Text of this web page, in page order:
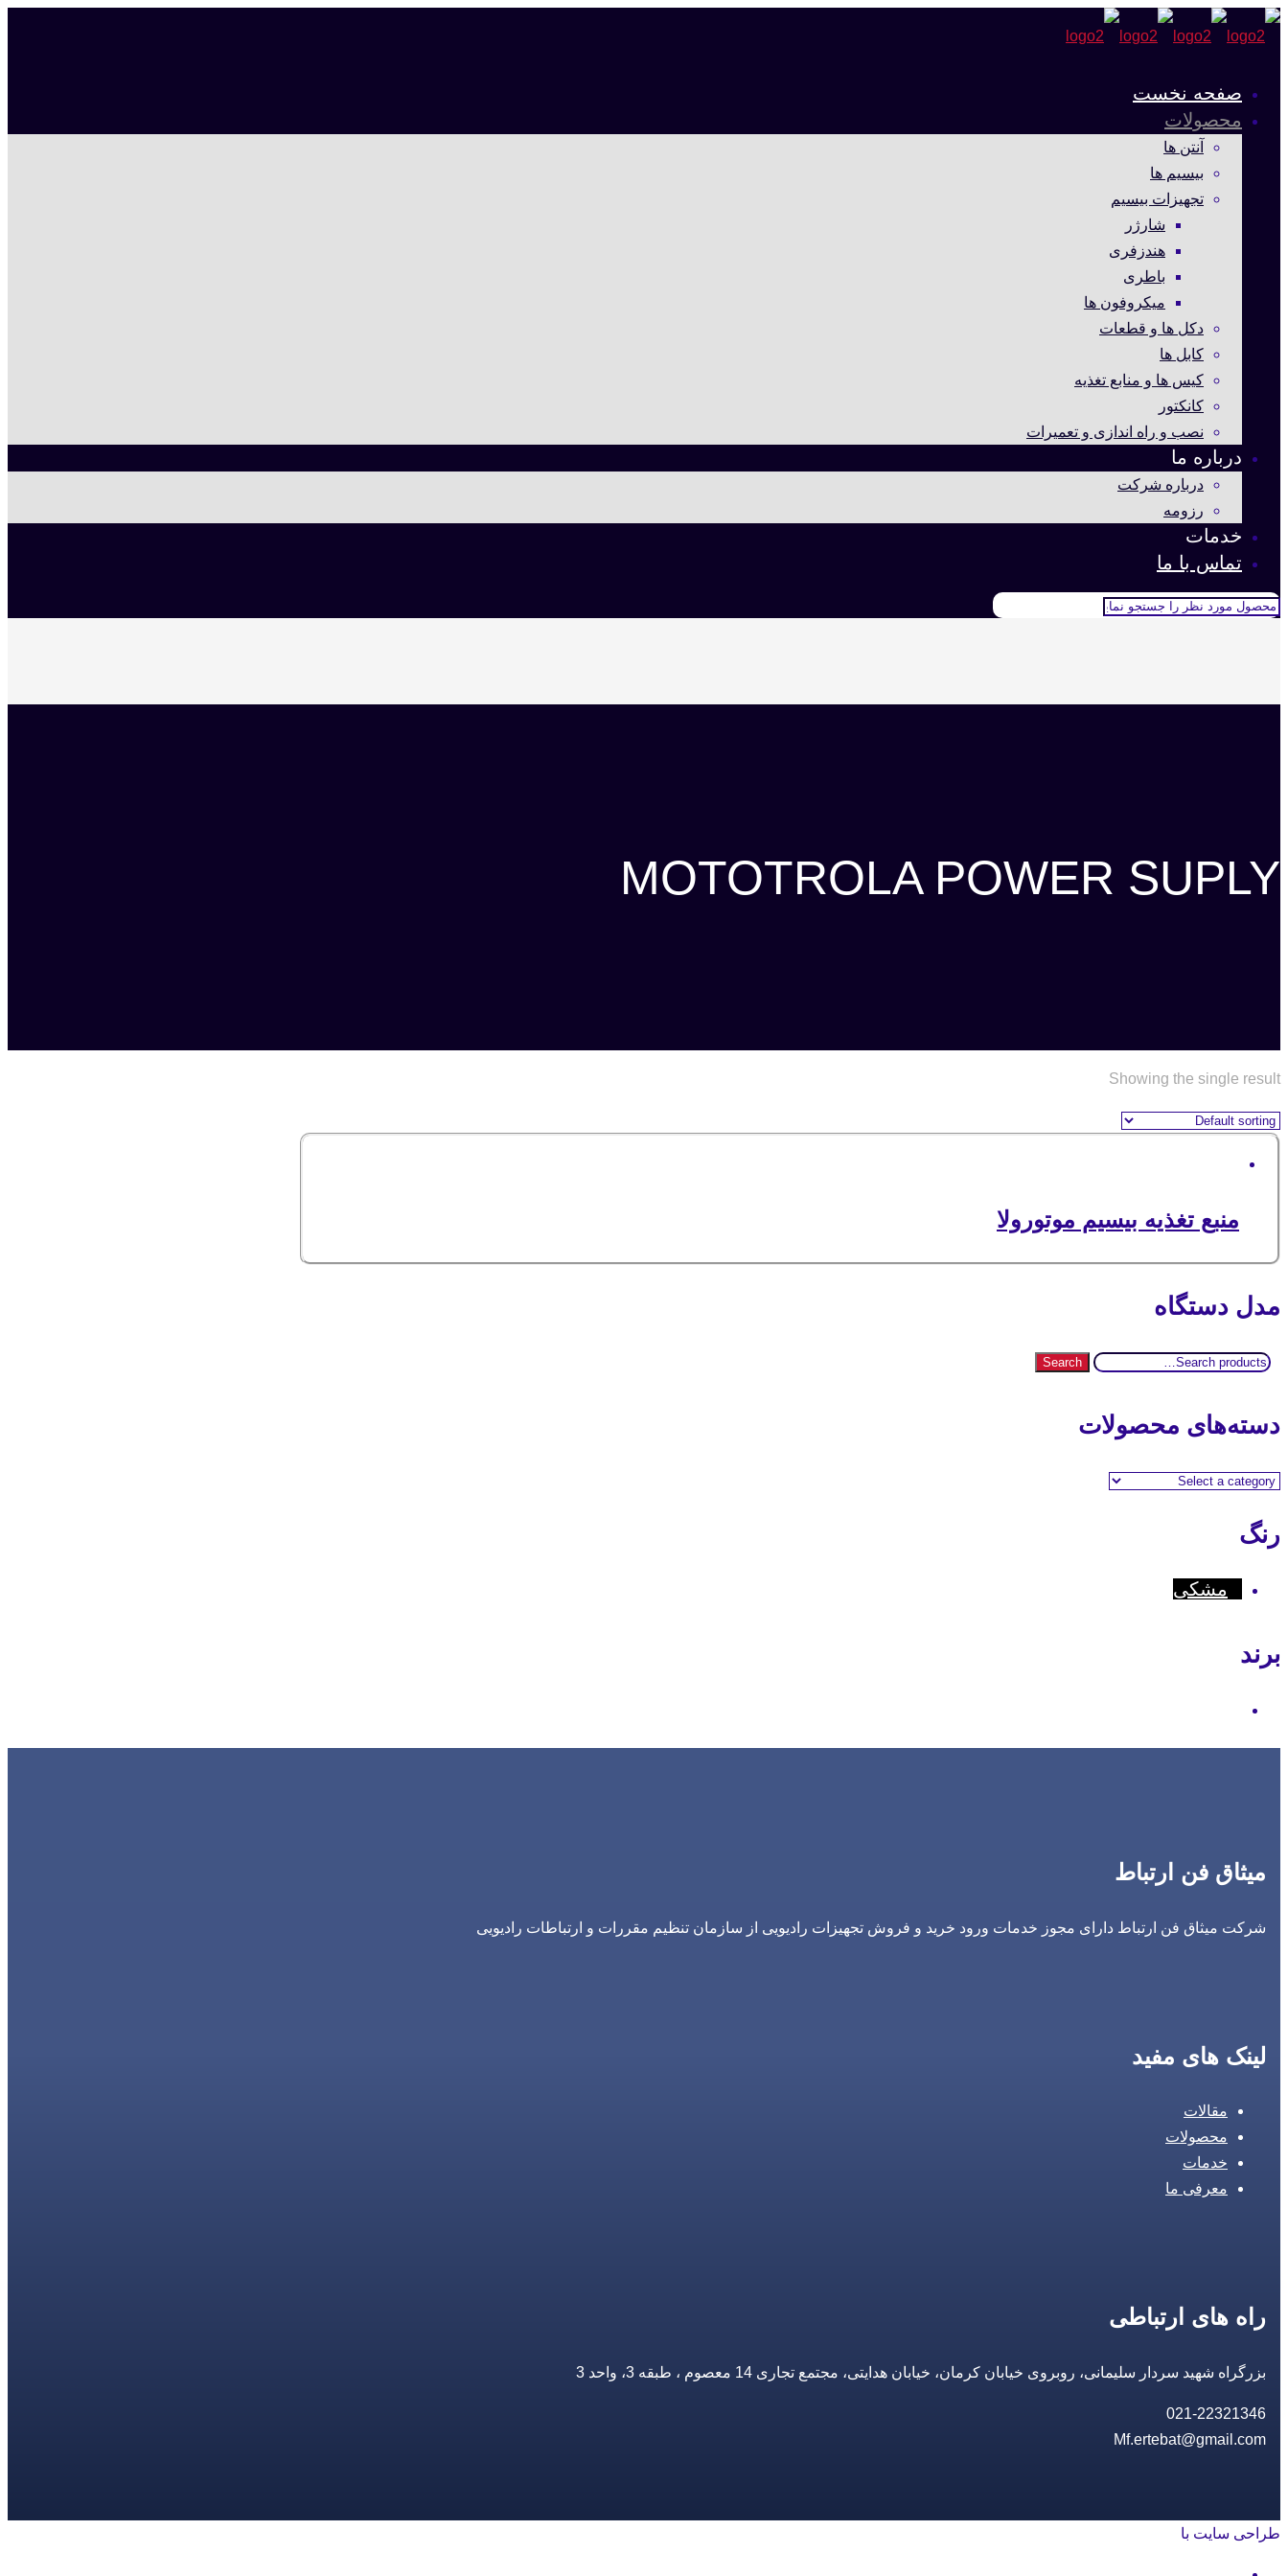
صفحه نخست
محصولات
آنتن ها
بیسیم ها
تجهیزات بیسیم
شارژر
هندزفری
باطری
میکروفون ها
دکل ها و قطعات
کابل ها
کیس ها و منابع تغذیه
کانکتور
نصب و راه اندازی و تعمیرات
درباره ما
درباره شرکت
رزومه
خدمات
تماس با ما
MOTOTROLA POWER SUPLY
Showing the single result
منبع تغذیه بیسیم موتورولا
مدل دستگاه
Search
Search
دسته‌های محصولات
رنگ
مشکی
برند
میثاق فن ارتباط
شرکت میثاق فن ارتباط دارای مجوز خدمات ورود خرید و فروش تجهیزات رادیویی از سازمان تنظیم مقررات و ارتباطات رادیویی
لینک های مفید
مقالات
محصولات
خدمات
معرفی ما
راه های ارتباطی
بزرگراه شهید سردار سلیمانی، روبروی خیابان کرمان، خیابان هدایتی، مجتمع تجاری 14 معصوم ، طبقه 3، واحد 3
021-22321346
Mf.ertebat@gmail.com
طراحی سایت با